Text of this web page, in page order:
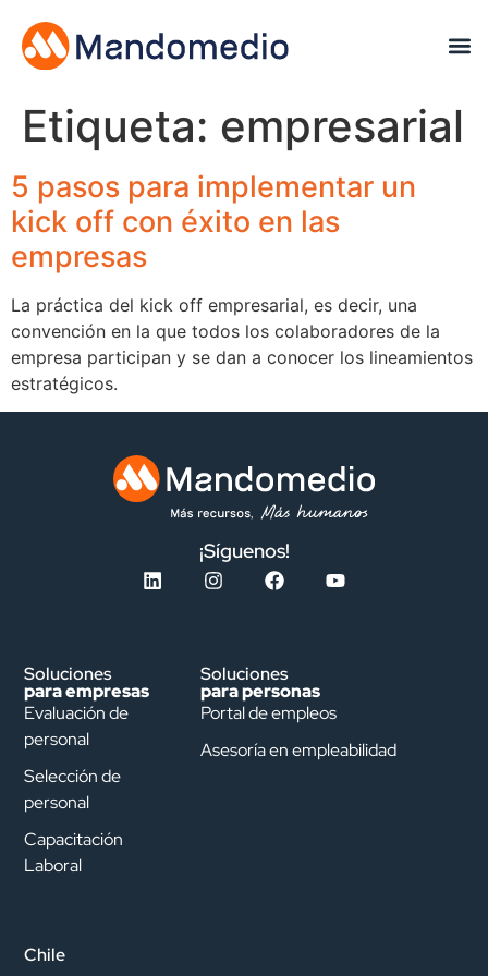
Etiqueta: empresarial
5 pasos para implementar un
kick off con éxito en las
empresas
La práctica del kick off empresarial, es decir, una
convención en la que todos los colaboradores de la
empresa participan y se dan a conocer los lineamientos
estratégicos.
¡Síguenos!
Soluciones
para empresas
Evaluación de
personal
Selección de
personal
Capacitación
Laboral
Soluciones
para personas
Portal de empleos
Asesoría en empleabilidad
Chile